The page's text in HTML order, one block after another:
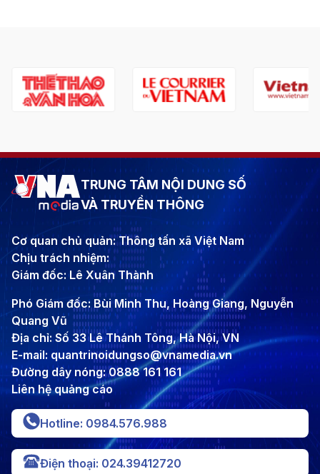
TRUNG TÂM NỘI DUNG SỐ
VÀ TRUYỀN THÔNG
Cơ quan chủ quản: Thông tấn xã Việt Nam
Chịu trách nhiệm:
Giám đốc: Lê Xuân Thành
Phó Giám đốc: Bùi Minh Thu, Hoàng Giang, Nguyễn
Quang Vũ
Địa chỉ: Số 33 Lê Thánh Tông, Hà Nội, VN
E-mail: quantrinoidungso@vnamedia.vn
Đường dây nóng: 0888 161 161
Liên hệ quảng cáo
Hotline: 0984.576.988
Điện thoại: 024.39412720